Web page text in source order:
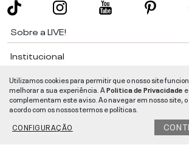
Sobre a LIVE!
Institucional
Informações
Ajuda
Segurança e Qualidade
Utilizamos cookies para permitir que o nosso site
melhorar a sua experiência. APolitica de Privacidade
complementam este aviso. Ao navegar em nosso site,
acordo com os nossos termos e políticas.
CONFIGURAÇÃO